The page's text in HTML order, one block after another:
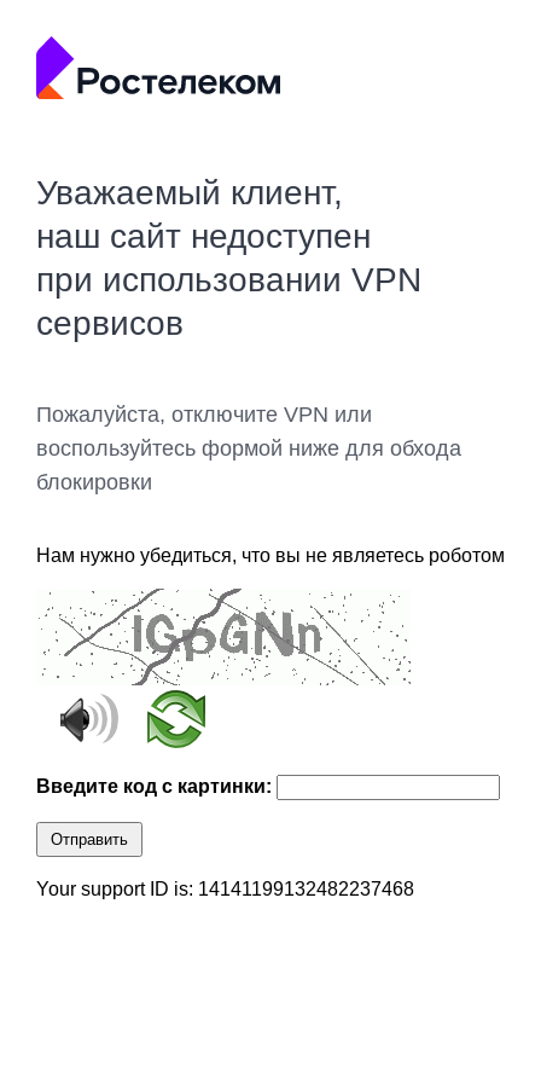
Уважаемый клиент,
наш сайт недоступен
при использовании VPN
сервисов
Пожалуйста, отключите VPN или
воспользуйтесь формой ниже для обхода
блокировки
Нам нужно убедиться, что вы не являетесь роботом
Введите код с картинки:
Отправить
Your support ID is: 14141199132482237468